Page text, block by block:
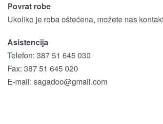
Povrat robe
Ukoliko je roba oštećena, možete nas
Asistencija
Telefon: 387 51 645 030
Fax: 387 51 645 020
E-mail: sagadoo@gmail.com